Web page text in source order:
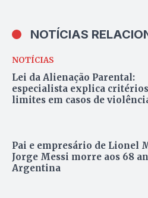
NOTÍCIAS
NOTÍCIAS
Lei da Alienação Parental:
especialista explica
limites em casos de
Pai e empresário de Lionel
Jorge Messi morre aos 68
Argentina